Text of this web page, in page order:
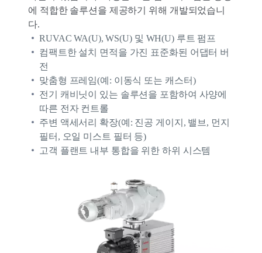
에 적합한 솔루션을 제공하기 위해 개발되었습니
다.
RUVAC WA(U), WS(U) 및 WH(U) 루트 펌프
컴팩트한 설치 면적을 가진 표준화된 어댑터 버
전
맞춤형 프레임(예: 이동식 또는 캐스터)
전기 캐비닛이 있는 솔루션을 포함하여 사양에
따른 전자 컨트롤
주변 액세서리 확장(예: 진공 게이지, 밸브, 먼지
필터, 오일 미스트 필터 등)
고객 플랜트 내부 통합을 위한 하위 시스템